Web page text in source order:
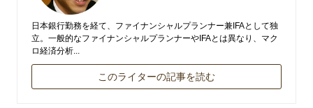
日本銀行勤務を経て、ファイナンシャルプランナー兼IFAとして独
立。一般的なファイナンシャルプランナーやIFAとは異なり、マク
ロ経済分析...
このライターの記事を読む